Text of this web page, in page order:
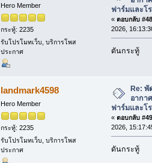
Hero Member
กระทู้: 2235
รับโปรโมทเว็บ, บริการโพส
ประกาศ
ฟาร์มและโ
« ตอบกลับ
2026,
ดันกระทู้
landmark4598
Hero Member
กระทู้: 2235
รับโปรโมทเว็บ, บริการโพส
ประกาศ
Re:
อากา
ฟาร์มและโ
« ตอบกลับ
2026,
ดันกระทู้